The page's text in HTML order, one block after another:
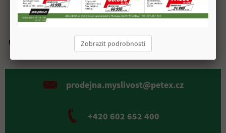
Doprava zdarma
Rychlá expedice
Možnost
osobního odběru
prodejna.myslivost@petex.cz
+420 602 652 400
Zobrazit podrobnosti